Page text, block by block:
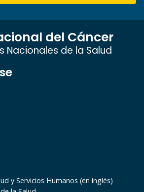
del Cáncer
Nacionales de la Salud
y Servicios Humanos (en inglés)